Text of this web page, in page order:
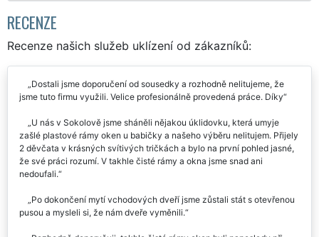
RECENZE
Recenze našich služeb uklízení od zákazníků:
Dostali jsme doporučení od sousedky a rozhodně nelitujeme, že
U nás v Sokolově jsme sháněli nějakou úklidovku, která umyje
zašlé plastové rámy oken u babičky a našeho výběru nelitujem. Přijely
2 děvčata v krásných svítivých tričkách a bylo na první pohled jasné,
že své práci rozumí. V takhle čisté rámy a okna jsme snad ani
Po dokončení mytí vchodových dveří jsme zůstali stát s otevřenou